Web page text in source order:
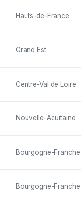
Hauts-de-France
Grand Est
Centre-Val de Loire
Nouvelle-Aquitaine
Bourgogne-
Bourgogne-